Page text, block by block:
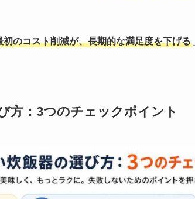
初のコスト削減が、長期的な満足度を下げる
方：3つのチェックポイント